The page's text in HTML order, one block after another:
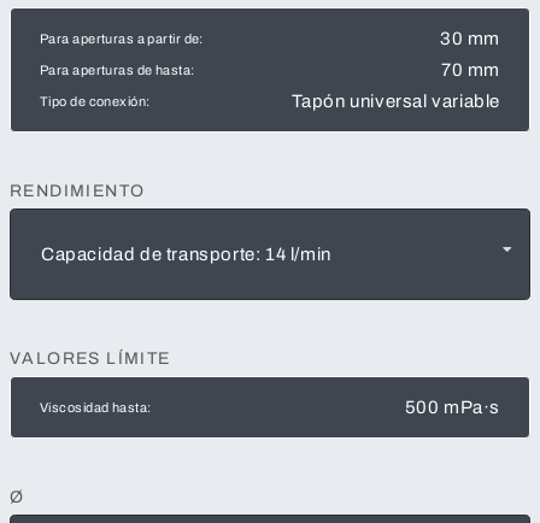
Para aperturas a partir de: 30 mm
Para aperturas de hasta: 70 mm
Tipo de conexión: Tapón universal variable
RENDIMIENTO
Capacidad de transporte: 14 l/min
VALORES LÍMITE
Viscosidad hasta: 500 mPa·s
Ø